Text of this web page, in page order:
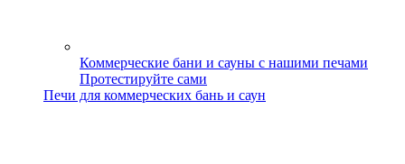
Коммерческие бани и сауны с нашими печами
Протестируйте сами
Печи для коммерческих бань и саун